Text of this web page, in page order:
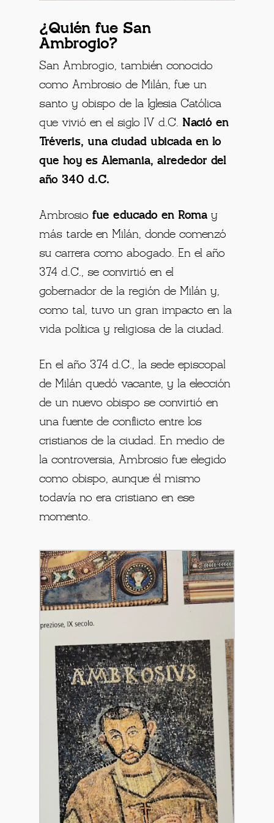
¿Quién fue San
Ambrogio?
San Ambrogio, también conocido
como Ambrosio de Milán, fue un
santo y obispo de la Iglesia Católica
que vivió en el siglo IV d.C. Nació en
Tréveris, una ciudad ubicada en lo
que hoy es Alemania, alrededor del
año 340 d.C.
Ambrosiofue educado en Roma y
más tarde en Milán, donde comenzó
su carrera como abogado. En el año
374 d.C., se convirtió en el
gobernador de la región de Milán y,
como tal, tuvo un gran impacto en la
vida política y religiosa de la ciudad.
En el año 374 d.C., la sede episcopal
de Milán quedó vacante, y la elección
de un nuevo obispo se convirtió en
una fuente de conflicto entre los
cristianos de la ciudad. En medio de
la controversia, Ambrosio fue elegido
como obispo, aunque él mismo
todavía no era cristiano en ese
momento.